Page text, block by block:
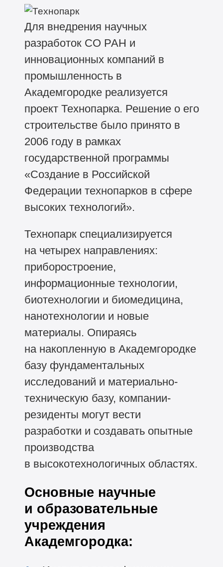
Для внедрения научных
разработок СО РАН и
инновационных компаний в
промышленность в
Академгородке реализуется
проект Технопарка. Решение о его
строительстве было принято в
2006 году в рамках
государственной программы
«Создание в Российской
Федерации технопарков в сфере
высоких технологий».
Технопарк специализируется
на четырех направлениях:
приборостроение,
информационные технологии,
биотехнологии и биомедицина,
нанотехнологии и новые
материалы. Опираясь
на накопленную в Академгородке
базу фундаментальных
исследований и материально-
техническую базу, компании-
резиденты могут вести
разработки и создавать опытные
производства
в высокотехнологичных областях.
Основные научные
и образовательные
учреждения
Академгородка: